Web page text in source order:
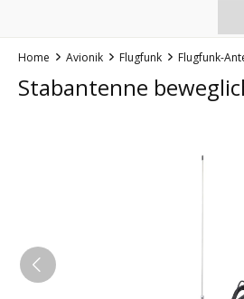
Home Avionik Flugfunk Flugfunk-
Stabantenne